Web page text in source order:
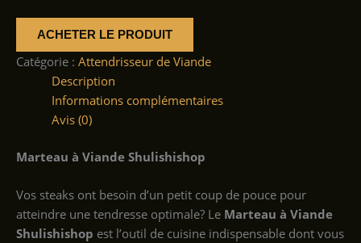
ACHETER LE PRODUIT
Catégorie : Attendrisseur de Viande
Description
Informations complémentaires
Avis (0)
Marteau à Viande Shulishishop
Vos steaks ont besoin d’un petit coup de pouce pour
atteindre une tendresse optimale? Le Marteau à Viande
Shulishishop est l’outil de cuisine indispensable dont vous